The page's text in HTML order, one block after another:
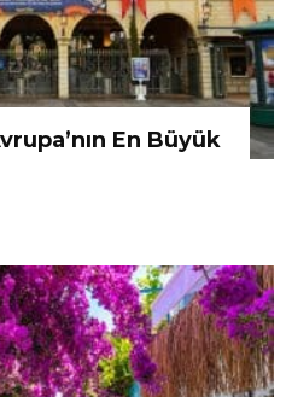
En Büyük